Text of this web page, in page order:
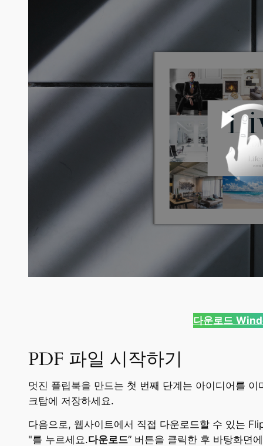
다운로드
PDF 파일 시작하기
멋진 플립북을 만드는 첫 번째 단계는 아이디어를
크탑에 저장하세요.
다음으로, 웹사이트에서 직접 다운로드할 수 있는
"를 누르세요.다운로드” 버튼을 클릭한 후 바탕화면